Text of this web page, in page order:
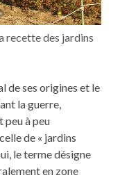
recette des jardins
de ses origines et le
la guerre,
peu à peu
de « jardins
le terme désigne
en zone